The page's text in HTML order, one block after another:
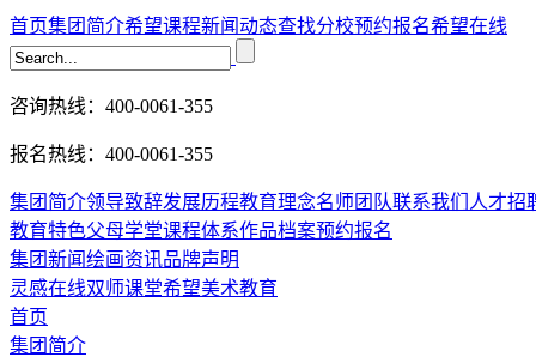
首页集团简介希望课程新闻动态查找分校预约报名希望在线
咨询热线：400-0061-355
报名热线：400-0061-355
集团简介领导致辞发展历程教育理念名师团队联系我们 人才招
教育特色父母学堂课程体系作品档案预约报名
集团新闻绘画资讯品牌声明
灵感在线双师课堂希望美术教育
首页
集团简介